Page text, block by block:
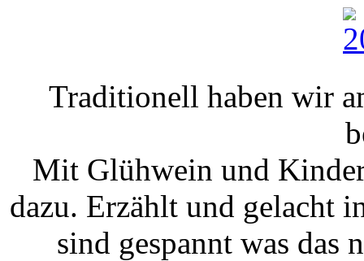
Traditionell haben wir
Mit Glühwein und
dazu. Erzählt und gelacht
sind gespannt was das